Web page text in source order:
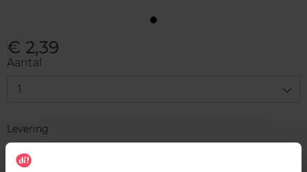
€ 2,39
Aantal
1
Levering
Voorradig